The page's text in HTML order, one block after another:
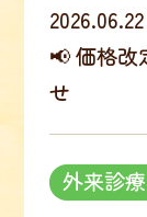
2026.06.22
📢 価格改
外来診